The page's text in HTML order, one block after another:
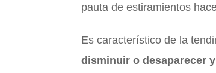
pauta de estiramientos
Es característico de la
disminuir o desaparecer